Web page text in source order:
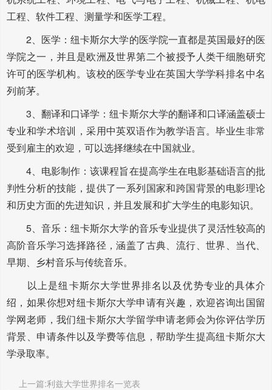
工程、软件工程、测量学和医学工程。
2、医学：纽卡斯尔大学的医学院一直都是英国最好的医
学院之一，并且是欧洲及世界第二个被授予人类干细胞研究
许可的医学机构。该校的医学专业在英国大学学科排名中名
列前茅。
3、翻译和口译学：纽卡斯尔大学的翻译和口译涵盖硕士
专业和学术培训，采用中英双语作为教学语言。毕业生非常
受到雇主的欢迎，可以选择继续在中国就业。
4、电影制作：该课程旨在提高学生在电影基础语言的批
判性分析的技能，提供了一系列国家和跨国背景的电影理论
和历史方面的先进知识，并且发展和扩大学生的电影知识。
5、音乐：纽卡斯尔大学的音乐专业提供了灵活性较高的
高阶音乐学习选择路径，涵盖了古典、流行、世界、当代、
早期、乡村音乐与传统音乐。
以上是纽卡斯尔大学世界排名以及优势专业的具体介
绍，如果你想对纽卡斯尔大学申请有兴趣，欢迎咨询出国留
学网老师，我们纽卡斯尔大学留学申请老师会为你评估学历
背景、申请条件以及学费等信息，帮助学生提高纽卡斯尔大
学录取率。
上一篇:利兹大学世界排名一览表